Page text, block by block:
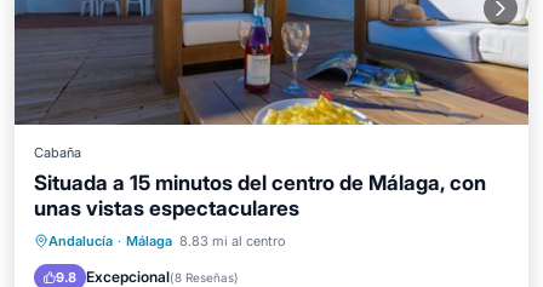
Cabaña
Situada a 15 minutos del centro de Málaga, con
unas vistas espectaculares
Andalucía · Málaga 8.83 mi al centro
9.8 Excepcional(8 Reseñas)
Frente al mar Aparcamiento
Vista al mar